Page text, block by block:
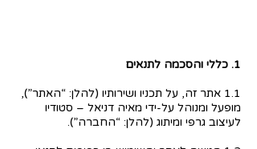
1. כללי והסכמה לתנאים
1.1 אתר זה, על תכניו ושירותיו (להלן: “האתר”),
מופעל ומנוהל על-ידי מאיה דניאל – סטודיו
לעיצוב גרפי ומיתוג (להלן: “החברה”).